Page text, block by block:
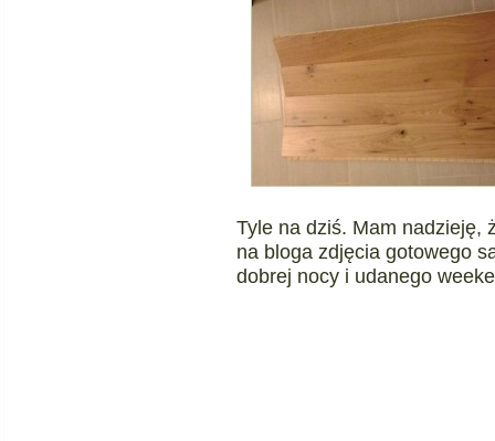
Tyle na dziś. Mam nadzieję,
na bloga zdjęcia gotowego
dobrej nocy i udanego